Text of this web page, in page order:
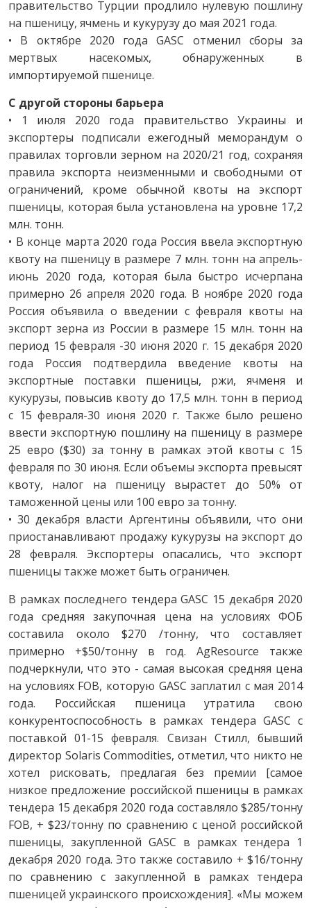
правительство Турции продлило нулевую пошлину
на пшеницу, ячмень и кукурузу до мая 2021 года.
• В октябре 2020 года GASC отменил сборы за
мертвых насекомых, обнаруженных в
импортируемой пшенице.
С другой стороны барьера
• 1 июля 2020 года правительство Украины и
экспортеры подписали ежегодный меморандум о
правилах торговли зерном на 2020/21 год, сохраняя
правила экспорта неизменными и свободными от
ограничений, кроме обычной квоты на экспорт
пшеницы, которая была установлена на уровне 17,2
млн. тонн.
• В конце марта 2020 года Россия ввела экспортную
квоту на пшеницу в размере 7 млн. тонн на апрель-
июнь 2020 года, которая была быстро исчерпана
примерно 26 апреля 2020 года. В ноябре 2020 года
Россия объявила о введении с февраля квоты на
экспорт зерна из России в размере 15 млн. тонн на
период 15 февраля -30 июня 2020 г. 15 декабря 2020
года Россия подтвердила введение квоты на
экспортные поставки пшеницы, ржи, ячменя и
кукурузы, повысив квоту до 17,5 млн. тонн в период
с 15 февраля-30 июня 2020 г. Также было решено
ввести экспортную пошлину на пшеницу в размере
25 евро ($30) за тонну в рамках этой квоты с 15
февраля по 30 июня. Если объемы экспорта превысят
квоту, налог на пшеницу вырастет до 50% от
таможенной цены или 100 евро за тонну.
• 30 декабря власти Аргентины объявили, что они
приостанавливают продажу кукурузы на экспорт до
28 февраля. Экспортеры опасались, что экспорт
пшеницы также может быть ограничен.
В рамках последнего тендера GASC 15 декабря 2020
года средняя закупочная цена на условиях ФОБ
составила около $270 /тонну, что составляет
примерно +$50/тонну в год. AgResource также
подчеркнули, что это - самая высокая средняя цена
на условиях FOB, которую GASC заплатил с мая 2014
года. Российская пшеница утратила свою
конкурентоспособность в рамках тендера GASC с
поставкой 01-15 февраля. Свизан Стилл, бывший
директор Solaris Commodities, отметил, что никто не
хотел рисковать, предлагая без премии [самое
низкое предложение российской пшеницы в рамках
тендера 15 декабря 2020 года составляло $285/тонну
FOB, + $23/тонну по сравнению с ценой российской
пшеницы, закупленной GASC в рамках тендера 1
декабря 2020 года. Это также составило + $16/тонну
по сравнению с закупленной в рамках тендера
пшеницей украинского происхождения]. «Мы можем